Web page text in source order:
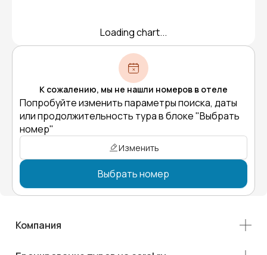
Loading chart...
К сожалению, мы не нашли номеров в отеле
Попробуйте изменить параметры поиска, даты
или продолжительность тура в блоке "Выбрать
номер"
Изменить
Выбрать номер
Компания